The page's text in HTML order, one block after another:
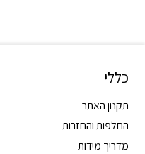
כללי
תקנון האתר
החלפות והחזרות
מדריך מידות